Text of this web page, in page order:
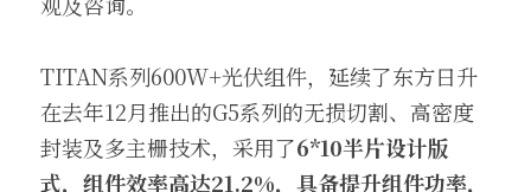
TITAN系列600W+光伏组件，延续了东方日升
在去年12月推出的G5系列的无损切割、高密度
封装及多主栅技术，采用了6*10半片设计版
式，组件效率高达21.2%，具备提升组件功率，